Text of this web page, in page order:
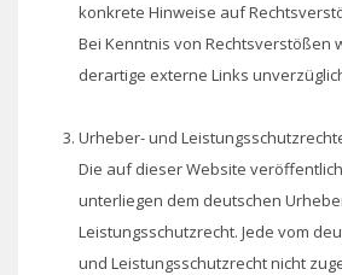
konkrete Hinweise auf
Bei Kenntnis von Rechtsverstößen
derartige externe Links
Urheber- und
Die auf dieser Website
unterliegen dem deutschen
Leistungsschutzrecht. Jede vom
und Leistungsschutzrecht nicht